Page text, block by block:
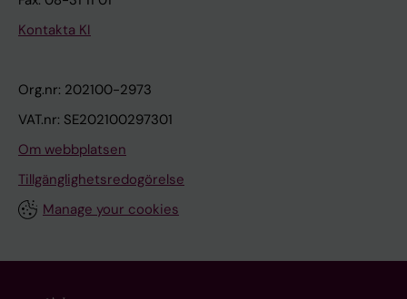
Kontakta KI
Org.nr: 202100-2973
VAT.nr: SE202100297301
Om webbplatsen
Tillgänglighetsredogörelse
Manage your cookies